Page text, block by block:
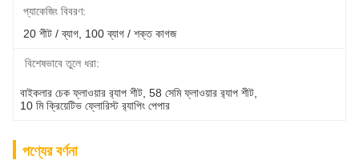
প্যাকেজিং বিবরণ:
20 শীট / ব্যাগ, 100 ব্যাগ / শক্ত কাগজ
বিশেষভাবে তুলে ধরা:
বাইকলার চেক ফ্লাওয়ার র‍্যাপ শীট 58 সেমি ফ্লাওয়ার র‍্যাপ শীট
10 মি ক্রিয়েটিভ ফ্লোরিস্ট র‍্যাপিং পেপার
পণ্যের বর্ণনা